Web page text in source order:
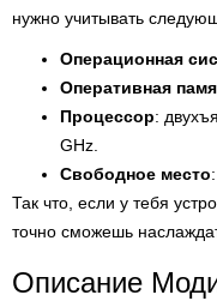
нужно учитывать
Операционная
Оперативная
Процессор:
GHz.
Свободное место
Так что, если у тебя
точно сможешь
Описание